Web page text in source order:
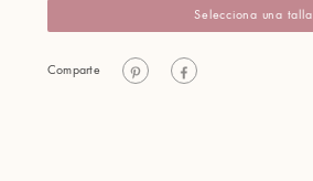
Selecciona una talla
Comparte